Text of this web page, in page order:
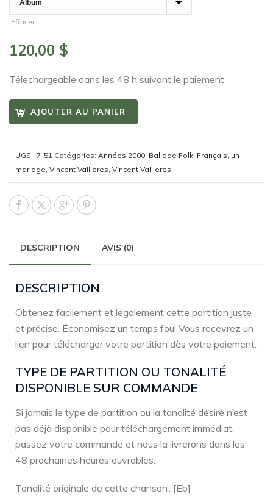
Effacer
120,00 $
Téléchargeable dans les 48 h suivant le paiement
AJOUTER AU PANIER
UGS : 7-51 Catégories: Années 2000, Ballade Folk, Français, un
mariage, Vincent Vallières, Vincent Vallières
DESCRIPTION AVIS (0)
DESCRIPTION
Obtenez facilement et légalement cette partition juste
et précise. Économisez un temps fou! Vous recevrez un
lien pour télécharger votre partition dès votre paiement.
TYPE DE PARTITION OU TONALITÉ
DISPONIBLE SUR COMMANDE
Si jamais le type de partition ou la tonalité désiré n’est
pas déjà disponible pour téléchargement immédiat,
passez votre commande et nous la livrerons dans les
48 prochaines heures ouvrables.
Tonalité originale de cette chanson : [Eb]